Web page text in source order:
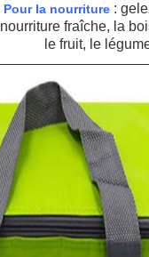
Pour la nourriture :
nourriture fraîche, la
le fruit, le